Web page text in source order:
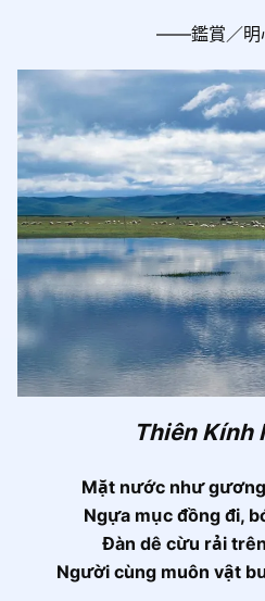
——鑑賞／明
Thiên Kính
Mặt nước như
Ngựa mục đồng đi,
Đàn dê cừu rải
Người cùng muôn vật